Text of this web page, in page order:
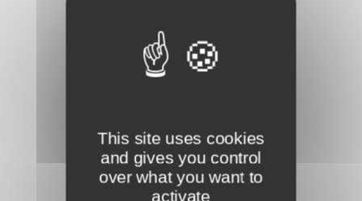
This site uses cookies
and gives you control
over what you want to
activate